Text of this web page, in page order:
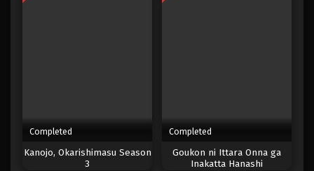
Completed
Kanojo, Okarishimasu Season
3
Completed
Goukon ni Ittara Onna ga
Inakatta Hanashi